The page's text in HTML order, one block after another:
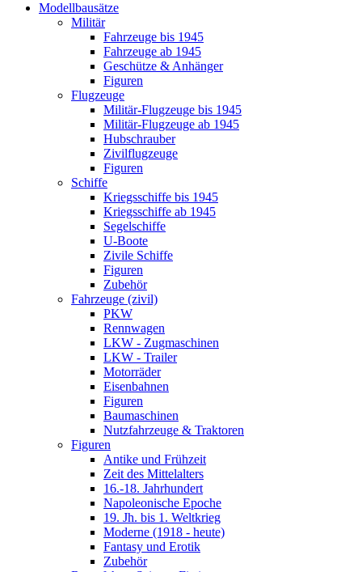
Modellbausätze
Militär
Fahrzeuge bis 1945
Fahrzeuge ab 1945
Geschütze & Anhänger
Figuren
Flugzeuge
Militär-Flugzeuge bis 1945
Militär-Flugzeuge ab 1945
Hubschrauber
Zivilflugzeuge
Figuren
Schiffe
Kriegsschiffe bis 1945
Kriegsschiffe ab 1945
Segelschiffe
U-Boote
Zivile Schiffe
Figuren
Zubehör
Fahrzeuge (zivil)
PKW
Rennwagen
LKW - Zugmaschinen
LKW - Trailer
Motorräder
Eisenbahnen
Figuren
Baumaschinen
Nutzfahrzeuge & Traktoren
Figuren
Antike und Frühzeit
Zeit des Mittelalters
16.-18. Jahrhundert
Napoleonische Epoche
19. Jh. bis 1. Weltkrieg
Moderne (1918 - heute)
Fantasy und Erotik
Zubehör